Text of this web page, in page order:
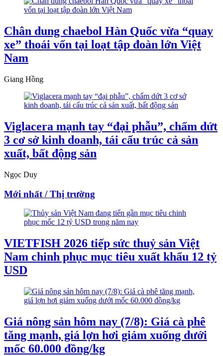
Chân dung chaebol Hàn Quốc vừa “quay
xe” thoái vốn tại loạt tập đoàn lớn Việt
Nam
Giang Hồng
Viglacera mạnh tay “đại phẫu”, chấm dứt
3 cơ sở kinh doanh, tái cấu trúc cả sản
xuất, bất động sản
Ngọc Duy
Mới nhất / Thị trường
VIETFISH 2026 tiếp sức thuỷ sản Việt
Nam chinh phục mục tiêu xuất khẩu 12 tỷ
USD
Giá nông sản hôm nay (7/8): Giá cà phê
tăng mạnh, giá lợn hơi giảm xuống dưới
mốc 60.000 đồng/kg